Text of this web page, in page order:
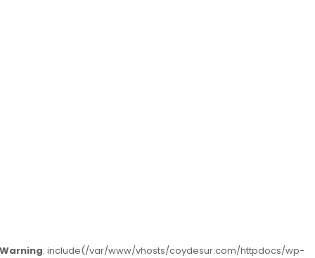
Warning: include(/var/www/vhosts/coydesur.com/httpdocs/wp-